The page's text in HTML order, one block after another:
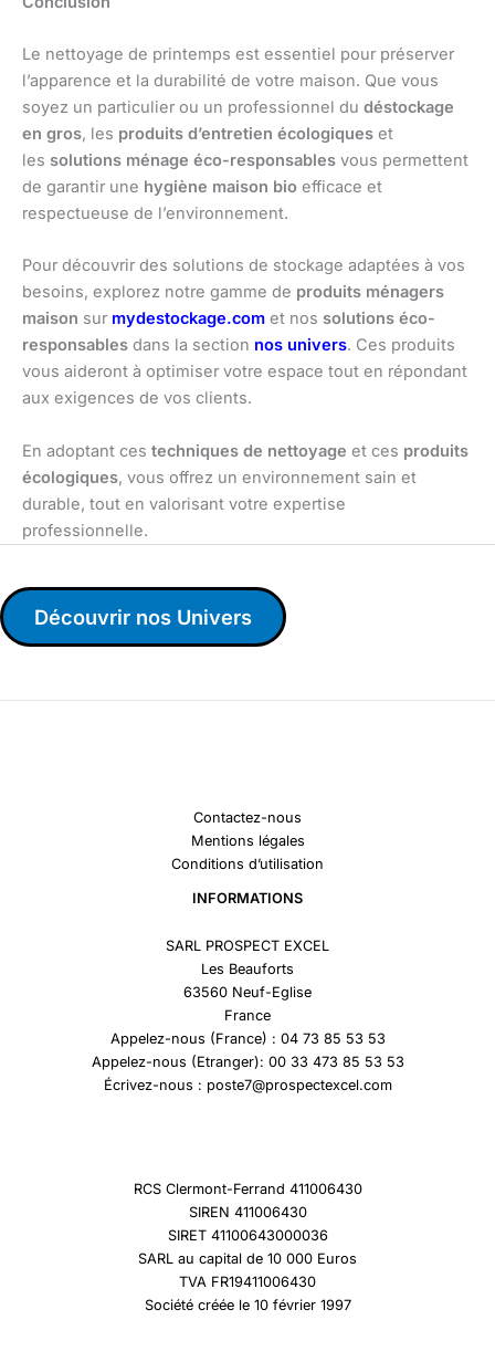
Le nettoyage de printemps est essentiel pour préserver
l’apparence et la durabilité de votre maison. Que vous
soyez un particulier ou un professionnel du déstockage
en gros, les produits d’entretien écologiques et
les solutions ménage éco-responsables vous permettent
de garantir une hygiène maison bio efficace et
respectueuse de l’environnement.
Pour découvrir des solutions de stockage adaptées à vos
besoins, explorez notre gamme de produits ménagers
maison sur mydestockage.com et nos solutions éco-
responsables dans la section nos univers. Ces produits
vous aideront à optimiser votre espace tout en répondant
aux exigences de vos clients.
En adoptant ces techniques de nettoyage et ces produits
écologiques, vous offrez un environnement sain et
durable, tout en valorisant votre expertise
professionnelle.
Découvrir nos Univers
Contactez-nous
Mentions légales
Conditions d’utilisation
INFORMATIONS
SARL PROSPECT EXCEL
Les Beauforts
63560 Neuf-Eglise
France
Appelez-nous (France) : 04 73 85 53 53
Appelez-nous (Etranger): 00 33 473 85 53 53
Écrivez-nous : poste7@prospectexcel.com
RCS Clermont-Ferrand 411006430
SIREN 411006430
SIRET 41100643000036
SARL au capital de 10 000 Euros
TVA FR19411006430
Société créée le 10 février 1997